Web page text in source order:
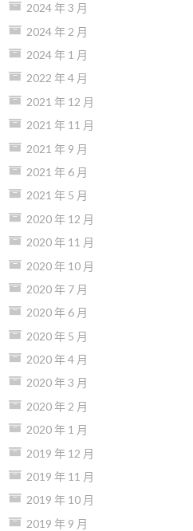
2024 年 3 月
2024 年 2 月
2024 年 1 月
2022 年 4 月
2021 年 12 月
2021 年 11 月
2021 年 9 月
2021 年 6 月
2021 年 5 月
2020 年 12 月
2020 年 11 月
2020 年 10 月
2020 年 7 月
2020 年 6 月
2020 年 5 月
2020 年 4 月
2020 年 3 月
2020 年 2 月
2020 年 1 月
2019 年 12 月
2019 年 11 月
2019 年 10 月
2019 年 9 月